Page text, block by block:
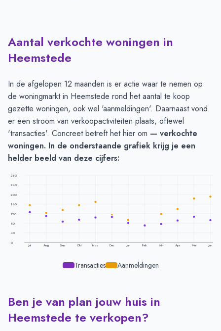
Aantal verkochte woningen in
Heemstede
In de afgelopen 12 maanden is er actie waar te nemen op
de woningmarkt in Heemstede rond het aantal te koop
gezette woningen, ook wel 'aanmeldingen'. Daarnaast vond
er een stroom van verkoopactiviteiten plaats, oftewel
'transacties'. Concreet betreft het hier om — verkochte
woningen. In de onderstaande grafiek krijg je een
helder beeld van deze cijfers:
280
240
200
160
120
80
40
0
Jul Aug Sep Okt Nov Dec Jan Feb Mrt Apr Mei Jun
Transacties Aanmeldingen
Transacties en aanmeldingen per maand - Heemstede
Maand
Transacties
Aanmeldingen
Juli
126
155
Ben je van plan jouw huis in
Heemstede te verkopen?